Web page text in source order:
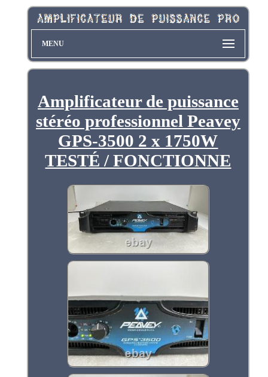
MENU
Amplificateur de puissance
stéréo professionnel Peavey
GPS-3500 2 x 1750W
TESTÉ / FONCTIONNE